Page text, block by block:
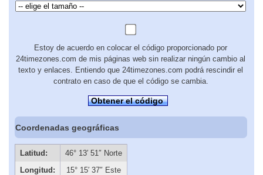
Estoy de acuerdo en colocar el código proporcionado por
24timezones.com de mis páginas web sin realizar ningún cambio al
texto y enlaces. Entiendo que 24timezones.com podrá rescindir el
contrato en caso de que el código se cambia.
Obtener el código
Coordenadas geográficas
Latitud:
46° 13′ 51″ Norte
Longitud:
15° 15′ 37″ Este